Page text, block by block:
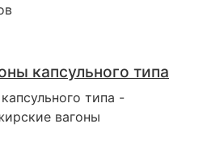
капсульного типа
типа -
вагоны